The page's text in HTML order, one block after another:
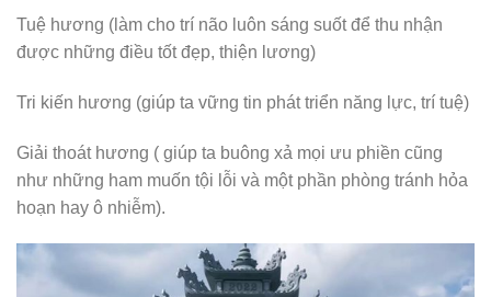
Tuệ hương (làm cho trí não luôn sáng suốt để thu nhận
được những điều tốt đẹp, thiện lương)
Tri kiến hương (giúp ta vững tin phát triển năng lực, trí tuệ)
Giải thoát hương ( giúp ta buông xả mọi ưu phiền cũng
như những ham muốn tội lỗi và một phần phòng tránh hỏa
hoạn hay ô nhiễm).